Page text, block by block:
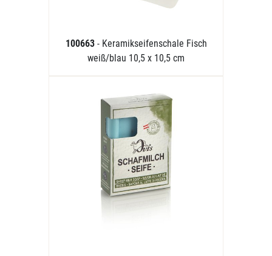
100663 - Keramikseifenschale Fisch
weiß/blau 10,5 x 10,5 cm